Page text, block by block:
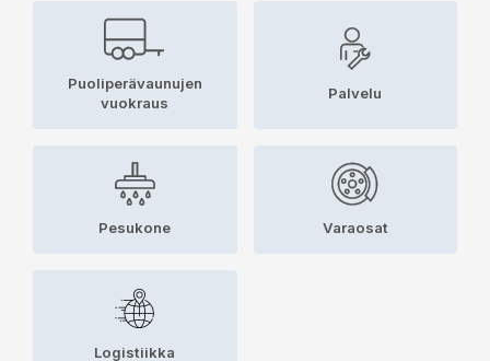
Puoliperävaunujen
vuokraus
Palvelu
Pesukone Varaosat
Logistiikka